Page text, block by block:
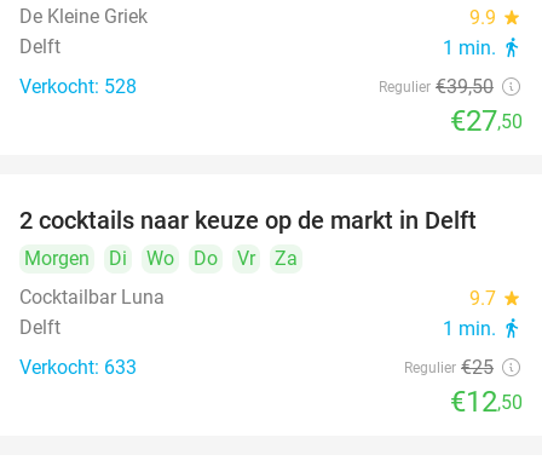
De Kleine Griek
9.9 star
Delft 1 min. directions_walk
Verkocht: 528 Regulier €39,50
€27,50
50%
2 cocktails naar keuze op de markt in Delft
Morgen Di Wo Do Vr
Za
Cocktailbar Luna
9.7 star
Delft 1 min. directions_walk
Verkocht: 633 Regulier €25
€12,50